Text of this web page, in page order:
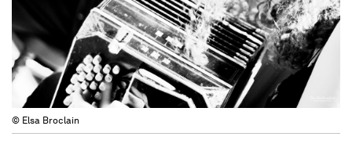
© Elsa Broclain